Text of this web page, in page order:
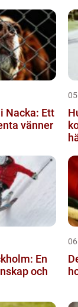
Nacka: Ett
vänner
En
och